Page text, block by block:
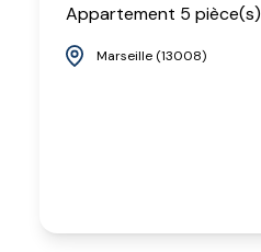
Appartement 5 pièce(s)
Marseille (13008)